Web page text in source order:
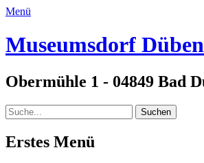
Menü
Museumsdorf
Obermühle 1 - 04849 Bad
Suche
für:
Erstes Menü